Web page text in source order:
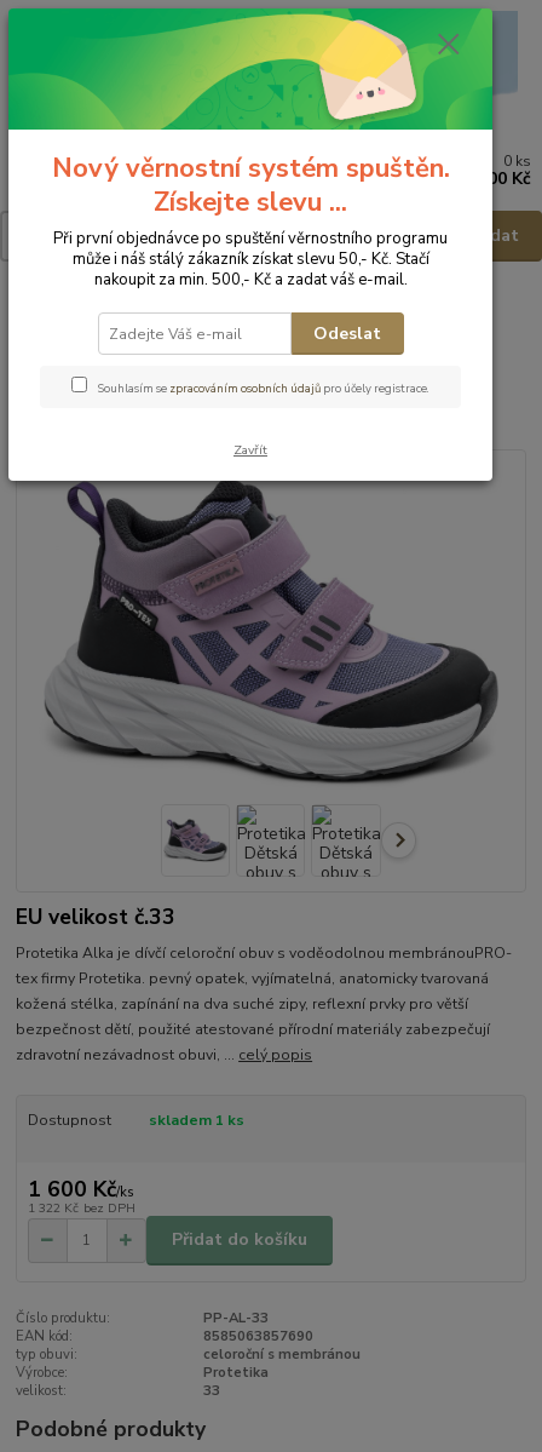
Menu
Hledat
0 ks
0,00 Kč
Protetika Dětská obuv s membránou Alka - vel.33
Protetika Dětská obuv s
membránou Alka - vel.33
EU velikost č.33
Protetika Alka je dívčí celoroční obuv s voděodolnou membránouPRO-
tex firmy Protetika. pevný opatek, vyjímatelná, anatomicky tvarovaná
kožená stélka, zapínání na dva suché zipy, reflexní prvky pro větší
bezpečnost dětí, použité atestované přírodní materiály zabezpečují
zdravotní nezávadnost obuvi, ... celý popis
Dostupnost skladem 1 ks
1 600 Kč/ks
1 322 Kč bez DPH
Přidat do košíku
Číslo produktu:
PP-AL-33
EAN kód:
8585063857690
typ obuvi:
celoroční s membránou
Výrobce:
Protetika
velikost:
33
Podobné produkty
Nový věrnostní systém spuštěn.
Získejte slevu ...
Při první objednávce po spuštění věrnostního programu
může i náš stálý zákazník získat slevu 50,- Kč. Stačí
nakoupit za min. 500,- Kč a zadat váš e-mail.
Odeslat
Souhlasím se zpracováním osobních údajů pro účely registrace.
Zavřít